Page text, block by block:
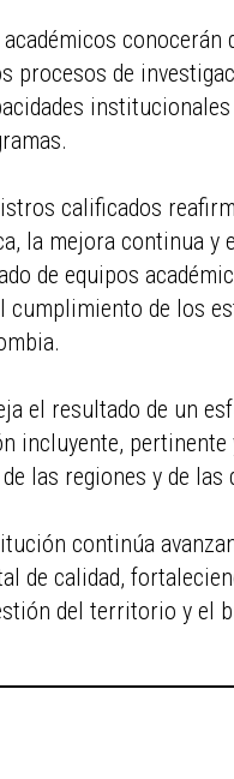
procesos de
calificados
la mejora continua
de equipos
cumplimiento de los
el resultado de un
incluyente,
las regiones y de
continúa
de calidad,
del territorio y el